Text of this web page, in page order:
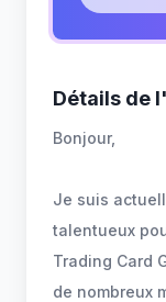
Détails de
Bonjour,
Je suis
talentueux
Trading Card
de nombreux